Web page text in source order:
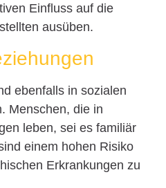
Einfluss auf die
ausüben.
ebenfalls in sozialen
Menschen, die in
leben, sei es familiär
einem hohen Risiko
Erkrankungen zu